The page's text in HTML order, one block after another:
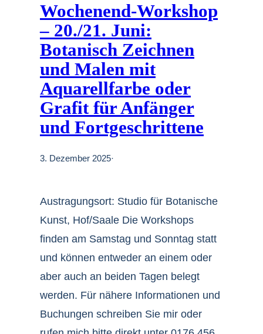
Wochenend-Workshop
– 20./21. Juni:
Botanisch Zeichnen
und Malen mit
Aquarellfarbe oder
Grafit für Anfänger
und Fortgeschrittene
3. Dezember 2025·
Austragungsort: Studio für Botanische
Kunst, Hof/Saale Die Workshops
finden am Samstag und Sonntag statt
und können entweder an einem oder
aber auch an beiden Tagen belegt
werden. Für nähere Informationen und
Buchungen schreiben Sie mir oder